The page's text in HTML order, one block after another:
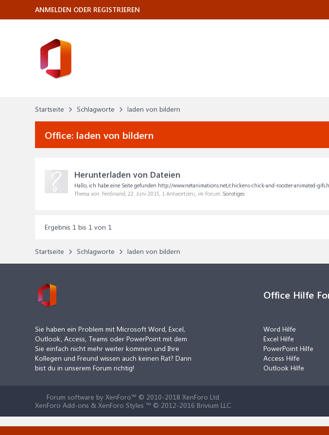
Startseite Schlagworte laden von bildern
Office: laden von bildern
Herunterladen von Dateien
Hallo, ich habe eine Seite gefunden http://www.netanimations.net/chickens-chick-and-rooster-animated-
Thema von: Ferdinand, 22. Juni 2015, 1 Antwort(en), im Forum: Sonstiges
Ergebnis 1 bis 1 von 1
Startseite Schlagworte laden von bildern
ANMELDEN ODER REGISTRIEREN
Sie haben ein Problem mit Microsoft Word, Excel,
Outlook, Access, Teams oder PowerPoint mit dem
Sie einfach nicht mehr weiter kommen und Ihre
Kollegen und Freund wissen auch keinen Rat? Dann
bist du in unserem Forum richtig!
Office Hilfe
Word Hilfe
Excel Hilfe
PowerPoint Hilfe
Access Hilfe
Outlook Hilfe
Forum software by XenForo™ © 2010-2018 XenForo Ltd.
XenForo Add-ons & XenForo Styles ™ © 2012-2016 Brivium LLC.